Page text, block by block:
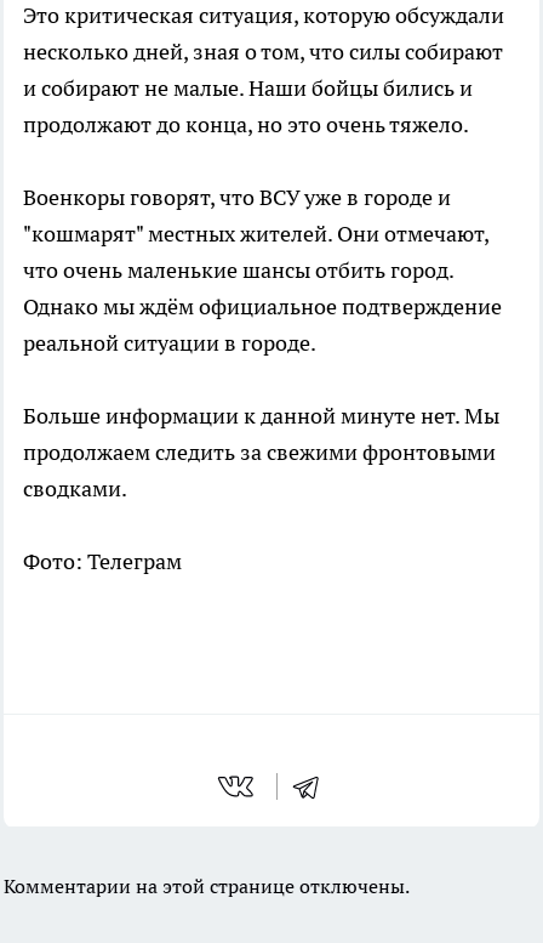
Это критическая ситуация, которую обсуждали
несколько дней, зная о том, что силы собирают
и собирают не малые. Наши бойцы бились и
продолжают до конца, но это очень тяжело.
Военкоры говорят, что ВСУ уже в городе и
"кошмарят" местных жителей. Они отмечают,
что очень маленькие шансы отбить город.
Однако мы ждём официальное подтверждение
реальной ситуации в городе.
Больше информации к данной минуте нет. Мы
продолжаем следить за свежими фронтовыми
сводками.
Фото: Телеграм
Комментарии на этой странице отключены.